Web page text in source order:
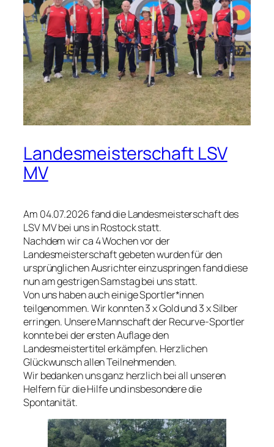
Landesmeisterschaft LSV
MV
Am 04.07.2026 fand die Landesmeisterschaft des
LSV MV bei uns in Rostock statt.
Nachdem wir ca 4 Wochen vor der
Landesmeisterschaft gebeten wurden für den
ursprünglichen Ausrichter einzuspringen fand diese
nun am gestrigen Samstag bei uns statt.
Von uns haben auch einige Sportler*innen
teilgenommen. Wir konnten 3 x Gold und 3 x Silber
erringen. Unsere Mannschaft der Recurve-Sportler
konnte bei der ersten Auflage den
Landesmeistertitel erkämpfen. Herzlichen
Glückwunsch allen Teilnehmenden.
Wir bedanken uns ganz herzlich bei all unseren
Helfern für die Hilfe und insbesondere die
Spontanität.